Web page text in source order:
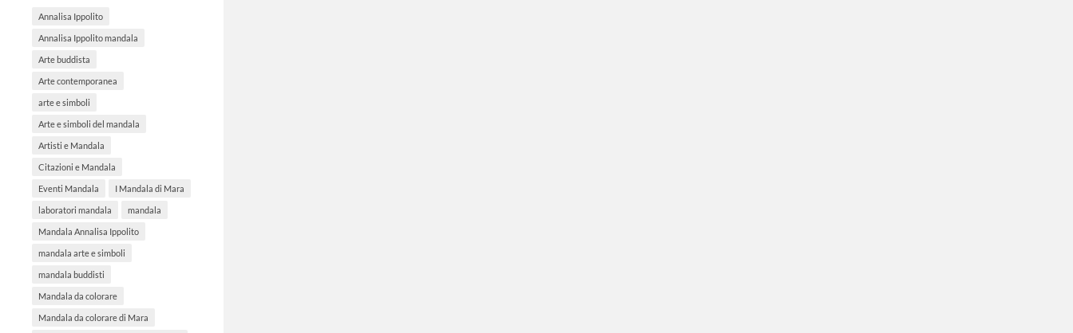
Annalisa Ippolito
Annalisa Ippolito mandala
Arte buddista
Arte contemporanea
arte e simboli
Arte e simboli del mandala
Artisti e Mandala
Citazioni e Mandala
Eventi Mandala I Mandala di Mara
laboratori mandala mandala
Mandala Annalisa Ippolito
mandala arte e simboli
mandala buddisti
Mandala da colorare
Mandala da colorare di Mara